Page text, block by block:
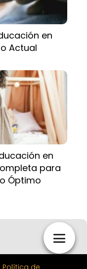
en
Actual
en
para
Óptimo